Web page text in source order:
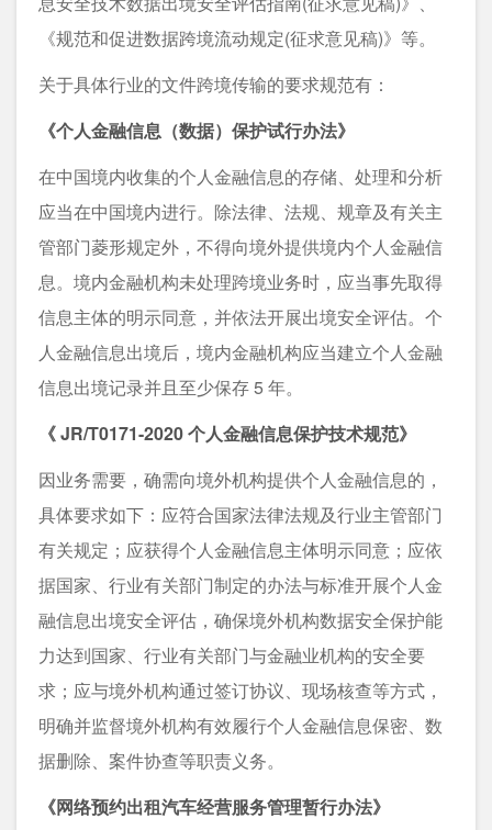
《规范和促进数据跨境流动规定(征求意见稿)》等。
关于具体行业的文件跨境传输的要求规范有：
《个人金融信息（数据）保护试行办法》
在中国境内收集的个人金融信息的存储、处理和分析
应当在中国境内进行。除法律、法规、规章及有关主
管部门菱形规定外，不得向境外提供境内个人金融信
息。境内金融机构未处理跨境业务时，应当事先取得
信息主体的明示同意，并依法开展出境安全评估。个
人金融信息出境后，境内金融机构应当建立个人金融
信息出境记录并且至少保存 5 年。
《 JR/T0171-2020 个人金融信息保护技术规范》
因业务需要，确需向境外机构提供个人金融信息的，
具体要求如下：应符合国家法律法规及行业主管部门
有关规定；应获得个人金融信息主体明示同意；应依
据国家、行业有关部门制定的办法与标准开展个人金
融信息出境安全评估，确保境外机构数据安全保护能
力达到国家、行业有关部门与金融业机构的安全要
求；应与境外机构通过签订协议、现场核查等方式，
明确并监督境外机构有效履行个人金融信息保密、数
据删除、案件协查等职责义务。
《网络预约出租汽车经营服务管理暂行办法》